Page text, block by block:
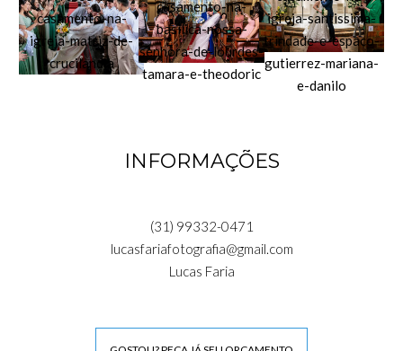
INFORMAÇÕES
(31) 99332-0471
lucasfariafotografia@gmail.com
Lucas Faria